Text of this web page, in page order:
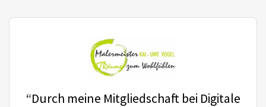
“Durch meine Mitgliedschaft bei Digitale